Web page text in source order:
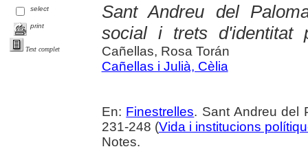
select
print
Text complet
Sant Andreu del
social i trets d'identitat
Cañellas, Rosa Torán
Cañellas i Julià, Cèlia
En: Finestrelles. Sant Andreu del
231-248 (Vida i institucions
Notes.